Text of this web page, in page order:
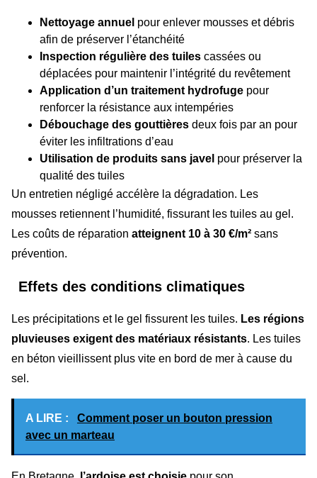
Nettoyage annuel pour enlever mousses et débris
afin de préserver l’étanchéité
Inspection régulière des tuiles cassées ou
déplacées pour maintenir l’intégrité du revêtement
Application d’un traitement hydrofuge pour
renforcer la résistance aux intempéries
Débouchage des gouttières deux fois par an pour
éviter les infiltrations d’eau
Utilisation de produits sans javel pour préserver la
qualité des tuiles
Un entretien négligé accélère la dégradation. Les
mousses retiennent l’humidité, fissurant les tuiles au gel.
Les coûts de réparation atteignent 10 à 30 €/m² sans
prévention.
Effets des conditions climatiques
Les précipitations et le gel fissurent les tuiles. Les régions
pluvieuses exigent des matériaux résistants. Les tuiles
en béton vieillissent plus vite en bord de mer à cause du
sel.
A LIRE :
Comment poser un bouton pression
avec un marteau